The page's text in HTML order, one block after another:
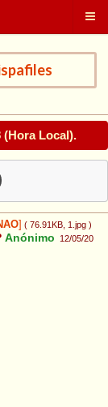
(Hora Local).
( 76.91KB , 1.jpg )
Anónimo
12/05/20